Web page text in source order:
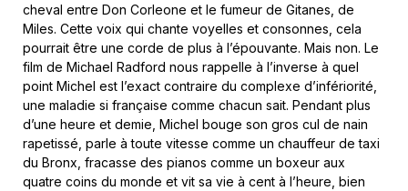
cheval entre Don Corleone et le fumeur de Gitanes, de
Miles. Cette voix qui chante voyelles et consonnes, cela
pourrait être une corde de plus à l’épouvante. Mais non. Le
film de Michael Radford nous rappelle à l’inverse à quel
point Michel est l’exact contraire du complexe d’infériorité,
une maladie si française comme chacun sait. Pendant plus
d’une heure et demie, Michel bouge son gros cul de nain
rapetissé, parle à toute vitesse comme un chauffeur de taxi
du Bronx, fracasse des pianos comme un boxeur aux
quatre coins du monde et vit sa vie à cent à l’heure, bien